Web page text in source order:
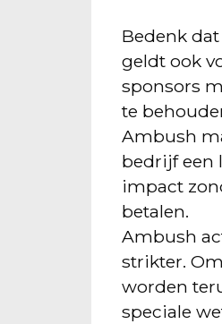
Bedenk
geldt ook
sponsors
te
Ambush
bedrijf een
impact
betalen.
Ambush
strikter.
worden
speciale